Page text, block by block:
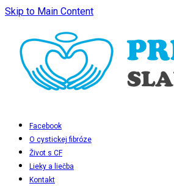
Skip to Main Content
Facebook
O cystickej fibróze
Život s CF
Lieky a liečba
Kontakt